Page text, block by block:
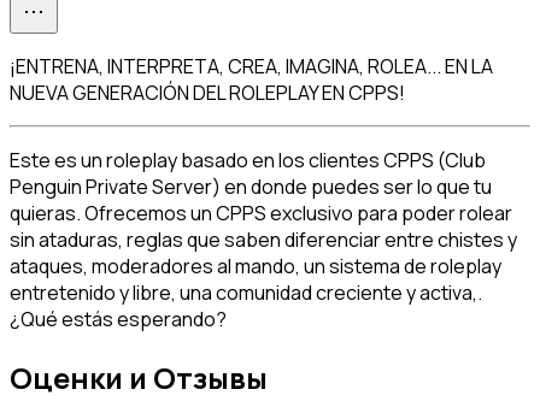
¡ENTRENA, INTERPRETA, CREA, IMAGINA, ROLEA... EN LA
NUEVA GENERACIÓN DEL ROLEPLAY EN CPPS!
Este es un roleplay basado en los clientes CPPS (Club
Penguin Private Server) en donde puedes ser lo que tu
quieras. Ofrecemos un CPPS exclusivo para poder rolear
sin ataduras, reglas que saben diferenciar entre chistes y
ataques, moderadores al mando, un sistema de roleplay
entretenido y libre, una comunidad creciente y activa,.
¿Qué estás esperando?
Оценки и Отзывы